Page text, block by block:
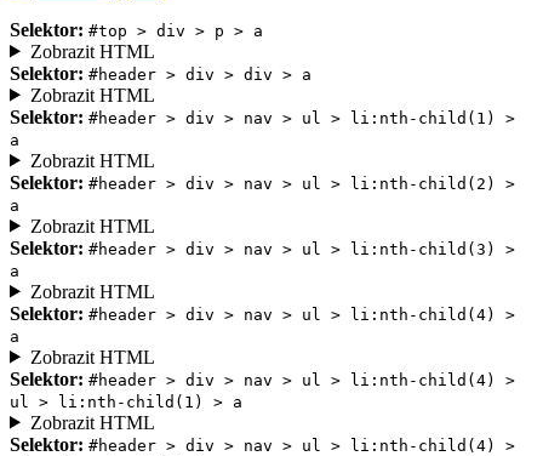
Selektor: #top > div > p > a
Zobrazit HTML
Selektor: #header > div > div > a
Zobrazit HTML
Selektor: #header > div > nav > ul > li:nth-child(1) >
a
Zobrazit HTML
Selektor: #header > div > nav > ul > li:nth-child(2) >
a
Zobrazit HTML
Selektor: #header > div > nav > ul > li:nth-child(3) >
a
Zobrazit HTML
Selektor: #header > div > nav > ul > li:nth-child(4) >
a
Zobrazit HTML
Selektor: #header > div > nav > ul > li:nth-child(4) >
ul > li:nth-child(1) > a
Zobrazit HTML
Selektor: #header > div > nav > ul > li:nth-child(4) >